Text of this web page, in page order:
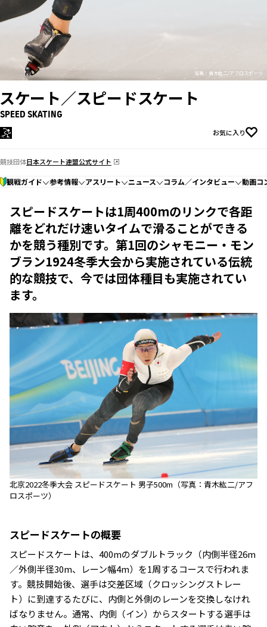
写真：青木紘二/アフロスポーツ
スケート／スピードスケート
SPEED SKATING
お気に入り
競技団体日本スケート連盟公式サイト
観戦ガイド 参考情報 アスリート ニュース コラム／インタビュー 動画コ
スピードスケートは1周400mのリンクで各距
離をどれだけ速いタイムで滑ることができる
かを競う種別です。第1回のシャモニー・モン
ブラン1924冬季大会から実施されている伝統
的な競技で、今では団体種目も実施されてい
ます。
北京2022冬季大会 スピードスケート 男子500m（写真：青木紘二/アフ
ロスポーツ）
スピードスケートの概要
スピードスケートは、400mのダブルトラック（内側半径26m
／外側半径30m、レーン幅4m）を1周するコースで行われま
す。競技開始後、選手は交差区域（クロッシングストレー
ト）に到達するたびに、内側と外側のレーンを交換しなけれ
ばなりません。通常、内側（イン）からスタートする選手は